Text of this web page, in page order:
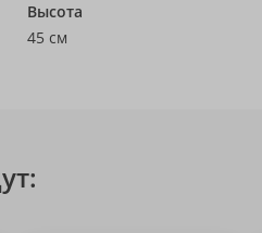
Высота
45 см